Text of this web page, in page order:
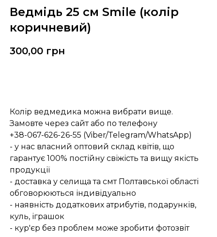
Ведмідь 25 см Smile (колір
коричневий)
300,00 грн
Колір ведмедика можна вибрати вище.
Замовте через сайт або по телефону
+38-067-626-26-55 (Viber/Telegram/WhatsApp)
- у нас власний оптовий склад квітів, що
гарантує 100% постійну свіжість та вищу якість
продукції
- доставка у селища та смт Полтавської області
обговорюються індивідуально
- наявність додаткових атрибутів, подарунків,
куль, іграшок
- кур'єр без проблем може зробити фотозвіт